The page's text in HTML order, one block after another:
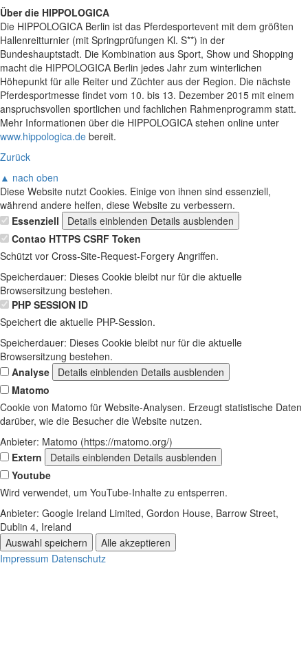
Über die HIPPOLOGICA
Die HIPPOLOGICA Berlin ist das Pferdesportevent mit dem größten
Hallenreitturnier (mit Springprüfungen Kl. S**) in der
Bundeshauptstadt. Die Kombination aus Sport, Show und Shopping
macht die HIPPOLOGICA Berlin jedes Jahr zum winterlichen
Höhepunkt für alle Reiter und Züchter aus der Region. Die nächste
Pferdesportmesse findet vom 10. bis 13. Dezember 2015 mit einem
anspruchsvollen sportlichen und fachlichen Rahmenprogramm statt.
Mehr Informationen über die HIPPOLOGICA stehen online unter
www.hippologica.de bereit.
Zurück
▲ nach oben
Diese Website nutzt Cookies. Einige von ihnen sind essenziell,
während andere helfen, diese Website zu verbessern.
Essenziell
Details einblenden Details ausblenden
Contao HTTPS CSRF Token
Schützt vor Cross-Site-Request-Forgery Angriffen.
Speicherdauer: Dieses Cookie bleibt nur für die aktuelle
Browsersitzung bestehen.
PHP SESSION ID
Speichert die aktuelle PHP-Session.
Speicherdauer: Dieses Cookie bleibt nur für die aktuelle
Browsersitzung bestehen.
Analyse
Details einblenden Details ausblenden
Matomo
Cookie von Matomo für Website-Analysen. Erzeugt statistische Daten
darüber, wie die Besucher die Website nutzen.
Anbieter: Matomo (https://matomo.org/)
Extern
Details einblenden Details ausblenden
Youtube
Wird verwendet, um YouTube-Inhalte zu entsperren.
Anbieter: Google Ireland Limited, Gordon House, Barrow Street,
Dublin 4, Ireland
Auswahl speichern
Alle akzeptieren
Impressum Datenschutz